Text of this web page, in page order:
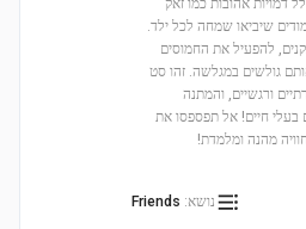
הסט כולל דמויות אהובות כמו זאק
שיביאו שמחה לכל ילד.
להפעיל את החמוסים
גולשים במגלשה. זהו סט
ורגשיים, והמתנה
בעלי חיים! אל תפספסו את
מהנה ומלמדת!
נושא:
Friends